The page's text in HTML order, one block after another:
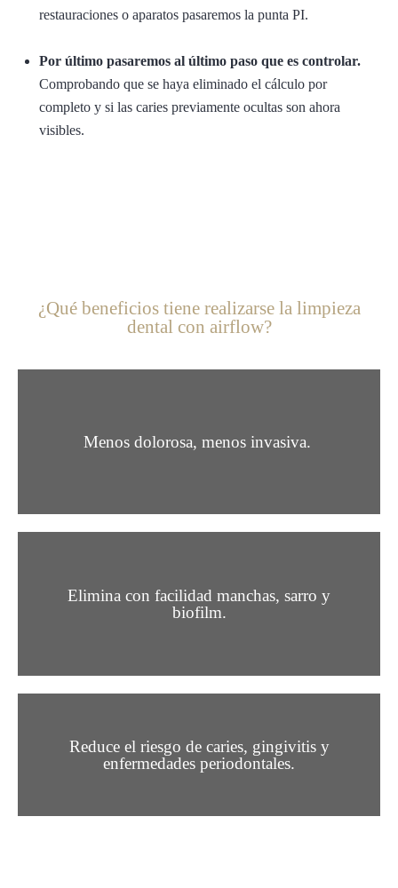
restauraciones o aparatos pasaremos la punta PI.
Por último pasaremos al último paso que es controlar.
Comprobando que se haya eliminado el cálculo por
completo y si las caries previamente ocultas son ahora
visibles.
¿Qué beneficios tiene realizarse la limpieza
dental con airflow?
Menos dolorosa, menos invasiva.
Elimina con facilidad manchas, sarro y
biofilm.
Reduce el riesgo de caries, gingivitis y
enfermedades periodontales.